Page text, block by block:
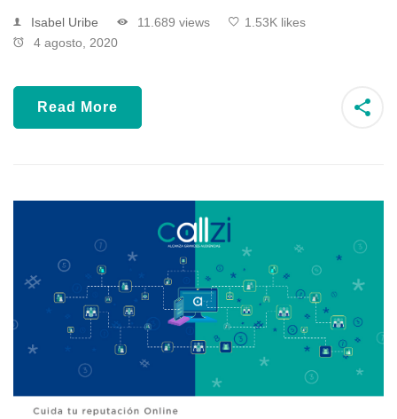
Isabel Uribe 11.689 views
1.53K likes
4 agosto, 2020
Read More